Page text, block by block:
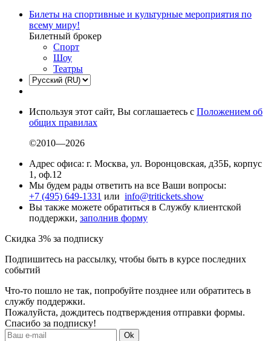
Билеты на спортивные и культурные мероприятия по
всему миру!
Билетный брокер
Спорт
Шоу
Театры
Используя этот сайт, Вы соглашаетесь с Положением об
общих правилах
©2010—2026
Адрес офиса: г. Москва, ул. Воронцовская, д35Б, корпус
1, оф.12
Мы будем рады ответить на все Ваши вопросы:
+7 (495) 649-1331 или info@tritickets.show
Вы также можете обратиться в Службу клиентской
поддержки, заполнив форму
Скидка 3% за подписку
Подпишитесь на рассылку, чтобы быть в курсе последних
событий
Что-то пошло не так, попробуйте позднее или обратитесь в
службу поддержки.
Пожалуйста, дождитесь подтверждения отправки формы.
Спасибо за подписку!
Ok